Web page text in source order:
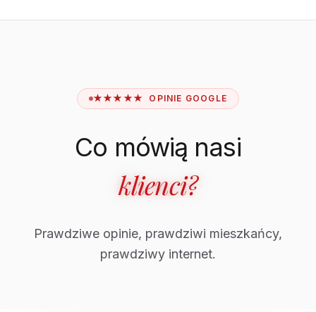
★★★★★ OPINIE GOOGLE
Co mówią nasi
klienci?
Prawdziwe opinie, prawdziwi mieszkańcy,
prawdziwy internet.